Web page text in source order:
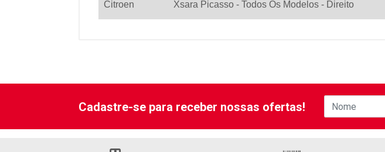
Citroen Xsara Picasso - Todos Os Modelos - Direito
Cadastre-se para receber nossas ofertas!